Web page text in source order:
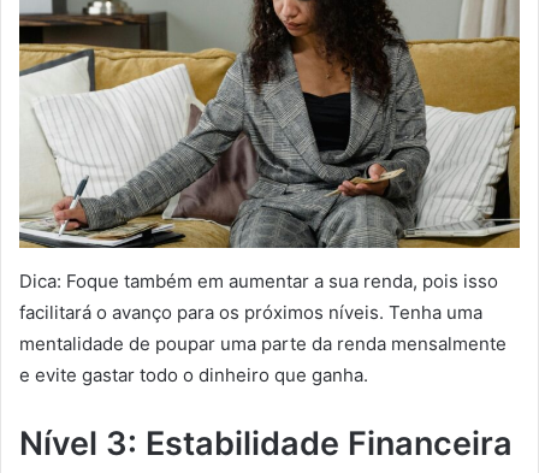
Dica: Foque também em aumentar a sua renda, pois isso
facilitará o avanço para os próximos níveis. Tenha uma
mentalidade de poupar uma parte da renda mensalmente
e evite gastar todo o dinheiro que ganha.
Nível 3: Estabilidade Financeira